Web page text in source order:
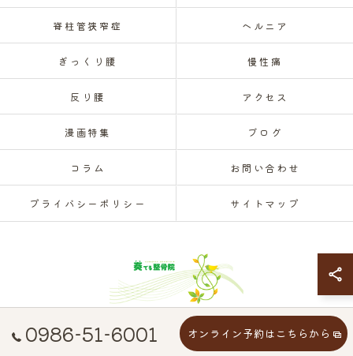
0986-51-6001 オンライン予約はこちらから
脊柱管狭窄症 ヘルニア
ぎっくり腰 慢性痛
反り腰 アクセス
漫画特集 ブログ
コラム お問い合わせ
プライバシーポリシー サイトマップ
© 2026 宮崎県都城市で腰痛なら奏でる整骨院 ALL RIGHTS RESERVED.